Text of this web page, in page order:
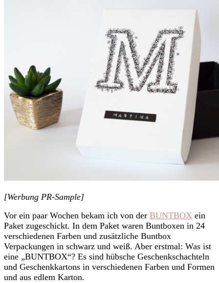
[Werbung PR-Sample]
Vor ein paar Wochen bekam ich von der BUNTBOX ein
Paket zugeschickt. In dem Paket waren Buntboxen in 24
verschiedenen Farben und zusätzliche Buntbox
Verpackungen in schwarz und weiß. Aber erstmal: Was ist
eine „BUNTBOX“? Es sind hübsche Geschenkschachteln
und Geschenkkartons in verschiedenen Farben und Formen
und aus edlem Karton.